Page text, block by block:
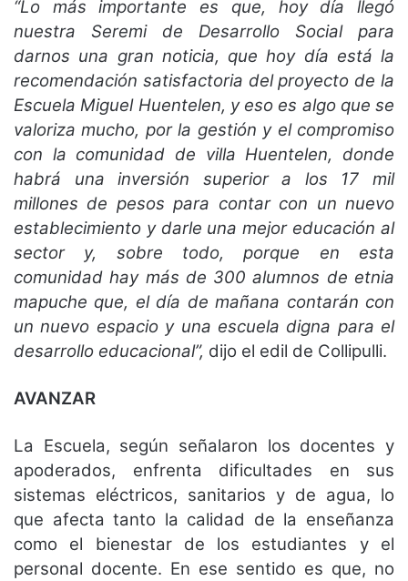
“Lo más importante es que, hoy día llegó
nuestra Seremi de Desarrollo Social para
darnos una gran noticia, que hoy día está la
recomendación satisfactoria del proyecto de la
Escuela Miguel Huentelen, y eso es algo que se
valoriza mucho, por la gestión y el compromiso
con la comunidad de villa Huentelen, donde
habrá una inversión superior a los 17 mil
millones de pesos para contar con un nuevo
establecimiento y darle una mejor educación al
sector y, sobre todo, porque en esta
comunidad hay más de 300 alumnos de etnia
mapuche que, el día de mañana contarán con
un nuevo espacio y una escuela digna para el
desarrollo educacional”, dijo el edil de Collipulli.
AVANZAR
La Escuela, según señalaron los docentes y
apoderados, enfrenta dificultades en sus
sistemas eléctricos, sanitarios y de agua, lo
que afecta tanto la calidad de la enseñanza
como el bienestar de los estudiantes y el
personal docente. En ese sentido es que, no